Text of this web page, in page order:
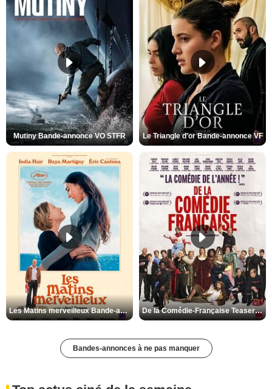
Mutiny Bande-annonce VO STFR Le Triangle d'or Bande-annonce VF
Les Matins merveilleux Bande-annonce VF De la Comédie-Française Teaser VF
Bandes-annonces à ne pas manquer